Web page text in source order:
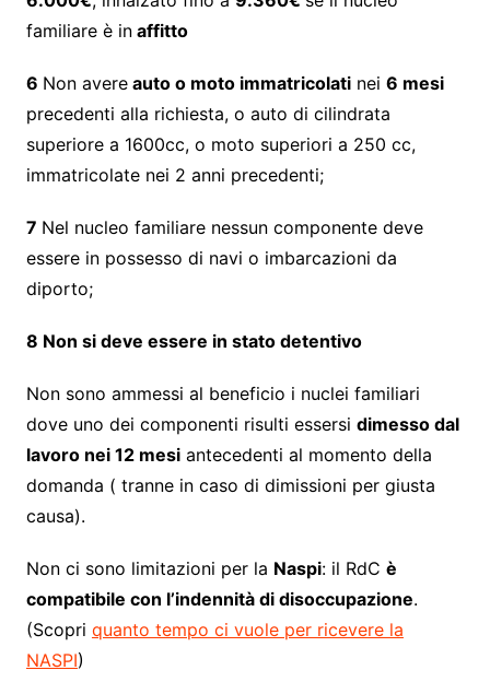
familiare è inaffitto
6 Non avereauto o moto immatricolatinei 6 mesi
precedenti alla richiesta, o auto di cilindrata
superiore a 1600cc, o moto superiori a 250 cc,
immatricolate nei 2 anni precedenti;
7 Nel nucleo familiare nessun componente deve
essere in possesso di navi o imbarcazioni da
diporto;
8 Non si deve essere in stato detentivo
Non sono ammessi al beneficio i nuclei familiari
dove uno dei componenti risulti essersi dimesso dal
lavoro nei 12 mesiantecedenti al momento della
domanda ( tranne in caso di dimissioni per giusta
causa).
Non ci sono limitazioni per la Naspi: il RdC è
compatibile con l’indennità di disoccupazione.
(Scopri quanto tempo ci vuole per ricevere la
NASPI)